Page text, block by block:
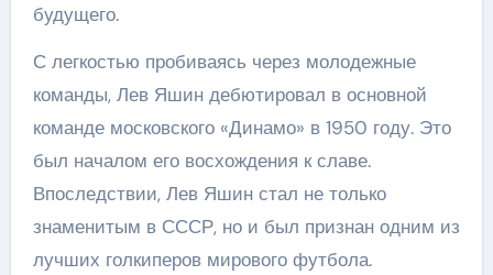
будущего.
С легкостью пробиваясь через молодежные
команды, Лев Яшин дебютировал в основной
команде московского «Динамо» в 1950 году. Это
был началом его восхождения к славе.
Впоследствии, Лев Яшин стал не только
знаменитым в СССР, но и был признан одним из
лучших голкиперов мирового футбола.